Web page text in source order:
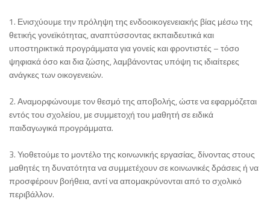
1. Ενισχύουμε την πρόληψη της ενδοοικογενειακής βίας μέσω της
θετικής γονεϊκότητας, αναπτύσσοντας εκπαιδευτικά και
υποστηρικτικά προγράμματα για γονείς και φροντιστές – τόσο
ψηφιακά όσο και δια ζώσης, λαμβάνοντας υπόψη τις ιδιαίτερες
ανάγκες των οικογενειών.
2. Αναμορφώνουμε τον θεσμό της αποβολής, ώστε να εφαρμόζεται
εντός του σχολείου, με συμμετοχή του μαθητή σε ειδικά
παιδαγωγικά προγράμματα.
3. Υιοθετούμε το μοντέλο της κοινωνικής εργασίας, δίνοντας στους
μαθητές τη δυνατότητα να συμμετέχουν σε κοινωνικές δράσεις ή να
προσφέρουν βοήθεια, αντί να απομακρύνονται από το σχολικό
περιβάλλον.